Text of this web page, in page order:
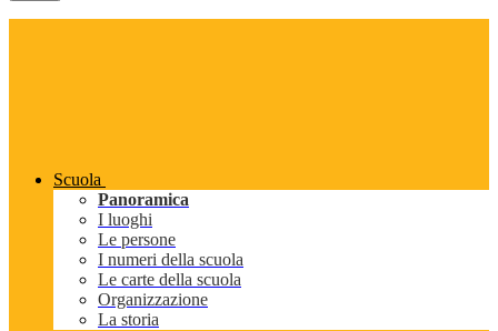
Scuola
Panoramica
I luoghi
Le persone
I numeri della scuola
Le carte della scuola
Organizzazione
La storia